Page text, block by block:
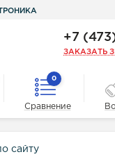
+7
ЗАКАЗАТЬ
0
Сравнение